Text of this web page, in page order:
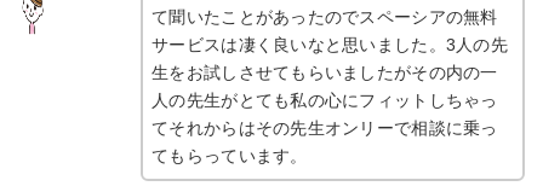
て聞いたことがあったのでスペーシアの無料
サービスは凄く良いなと思いました。3人の先
生をお試しさせてもらいましたがその内の一
人の先生がとても私の心にフィットしちゃっ
てそれからはその先生オンリーで相談に乗っ
てもらっています。